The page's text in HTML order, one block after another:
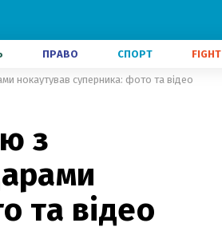
ПРАВО СПОРТ FIGHT
нокаутував суперника: фото та відео
з
та відео